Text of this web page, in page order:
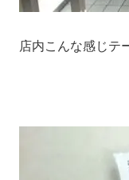
店内こんな感じテ